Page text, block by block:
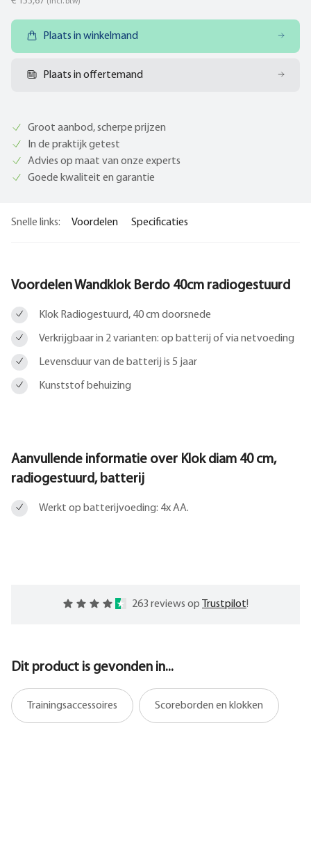
Plaats in winkelmand
Plaats in offertemand
Groot aanbod, scherpe prijzen
In de praktijk getest
Advies op maat van onze experts
Goede kwaliteit en garantie
Snelle links: Voordelen Specificaties
Voordelen Wandklok Berdo 40cm radiogestuurd
Klok Radiogestuurd, 40 cm doorsnede
Verkrijgbaar in 2 varianten: op batterij of via netvoeding
Levensduur van de batterij is 5 jaar
Kunststof behuizing
Aanvullende informatie over Klok diam 40 cm,
radiogestuurd, batterij
Werkt op batterijvoeding: 4x AA.
263 reviews op Trustpilot!
Dit product is gevonden in...
Trainingsaccessoires Scoreborden en klokken